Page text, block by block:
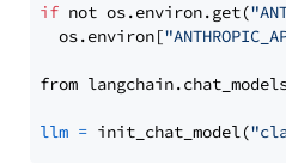
if not os.environ.get(
  os.environ[
from
llm = init_chat_model(